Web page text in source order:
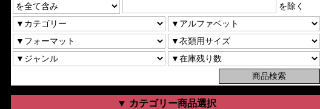
を除く
▼ カテゴリー商品選択